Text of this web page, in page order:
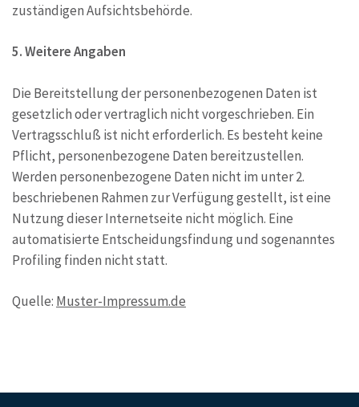
zuständigen Aufsichtsbehörde.
5. Weitere Angaben
Die Bereitstellung der personenbezogenen Daten ist
gesetzlich oder vertraglich nicht vorgeschrieben. Ein
Vertragsschluß ist nicht erforderlich. Es besteht keine
Pflicht, personenbezogene Daten bereitzustellen.
Werden personenbezogene Daten nicht im unter 2.
beschriebenen Rahmen zur Verfügung gestellt, ist eine
Nutzung dieser Internetseite nicht möglich. Eine
automatisierte Entscheidungsfindung und sogenanntes
Profiling finden nicht statt.
Quelle: Muster-Impressum.de